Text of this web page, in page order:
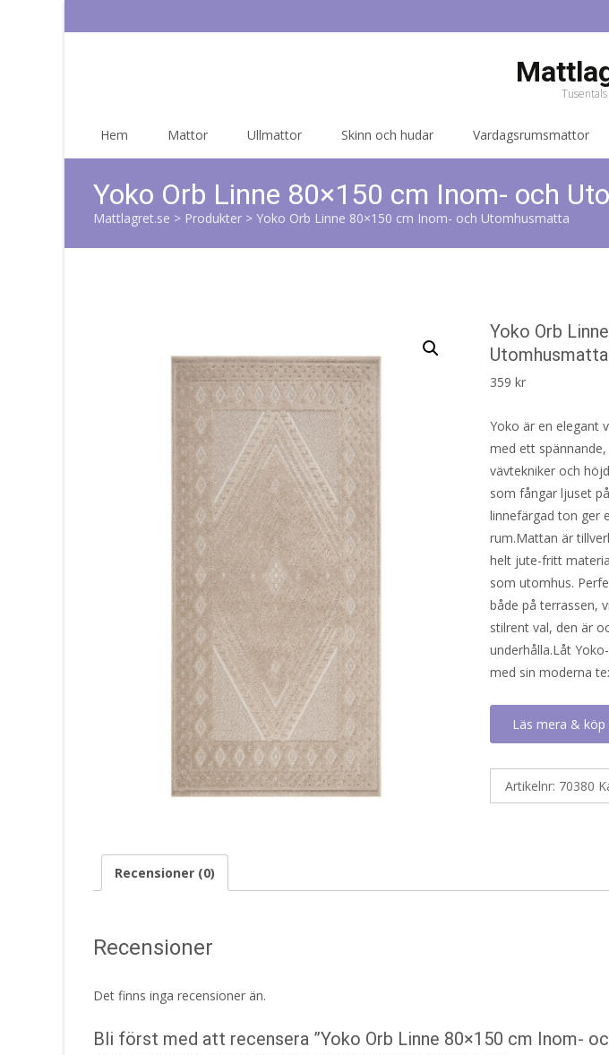
Hem Mattor Ullmattor Skinn och hudar Vardagsrumsmattor
Yoko Orb Linne 80×150 cm Inom- och
Mattlagret.se > Produkter > Yoko Orb Linne 80×150 cm Inom- och Utomhusmatta
Yoko Orb
Utomhusmatta
359kr
Yoko är en elegant
med ett
vävtekniker och
som fångar ljuset
linnefärgad ton ger
rum.Mattan är
helt jute-fritt
som utomhus.
både på terrassen,
stilrent val, den är
underhålla.Låt
med sin moderna
Läs mera & köp
Artikelnr: 70380
Recensioner (0)
Recensioner
Det finns inga recensioner än.
Bli först med att recensera ”Yoko Orb Linne 80×150 cm Inom-